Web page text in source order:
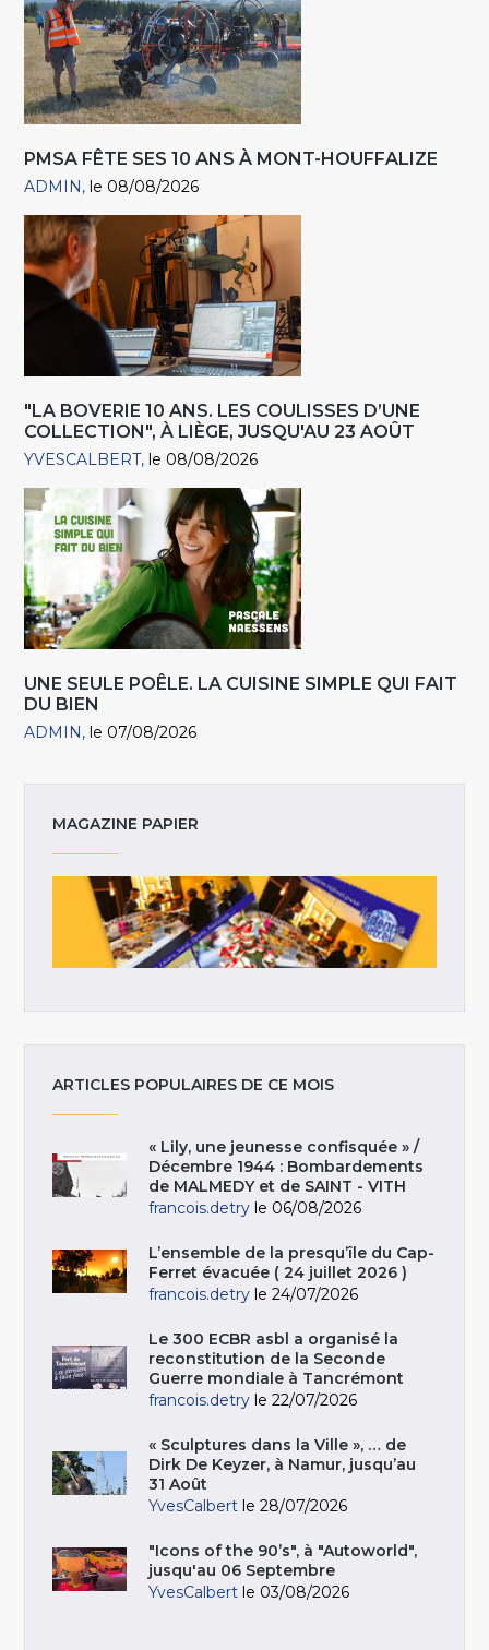
PMSA FÊTE SES 10 ANS À MONT-HOUFFALIZE
ADMIN le 08/08/2026
"LA BOVERIE 10 ANS. LES COULISSES D’UNE
COLLECTION", À LIÈGE, JUSQU'AU 23 AOÛT
YVESCALBERT le 08/08/2026
UNE SEULE POÊLE. LA CUISINE SIMPLE QUI FAIT
DU BIEN
ADMIN le 07/08/2026
MAGAZINE PAPIER
ARTICLES POPULAIRES DE CE MOIS
« Lily, une jeunesse confisquée » /
Décembre 1944 : Bombardements
de MALMEDY et de SAINT - VITH
francois.detry le 06/08/2026
L’ensemble de la presqu’île du Cap-
Ferret évacuée ( 24 juillet 2026 )
francois.detry le 24/07/2026
Le 300 ECBR asbl a organisé la
reconstitution de la Seconde
Guerre mondiale à Tancrémont
francois.detry le 22/07/2026
« Sculptures dans la Ville », … de
Dirk De Keyzer, à Namur, jusqu’au
31 Août
YvesCalbert le 28/07/2026
"Icons of the 90’s", à "Autoworld",
jusqu'au 06 Septembre
YvesCalbert le 03/08/2026